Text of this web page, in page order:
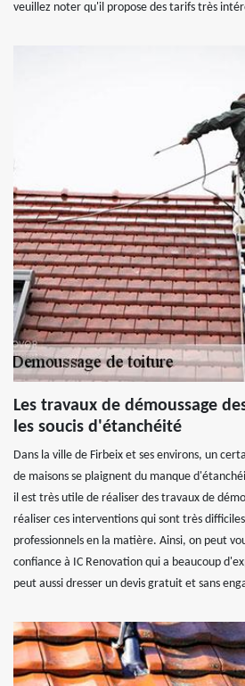
veuillez noter qu'il propose des tarifs très
Les travaux de démoussage
les soucis d'étanchéité
Dans la ville de Firbeix et ses environs, un
de maisons se plaignent du manque
il est très utile de réaliser des travaux de
réaliser ces interventions qui sont très
professionnels en la matière. Ainsi, on peut
confiance à IC Renovation qui a beaucoup
peut aussi dresser un devis gratuit et sans